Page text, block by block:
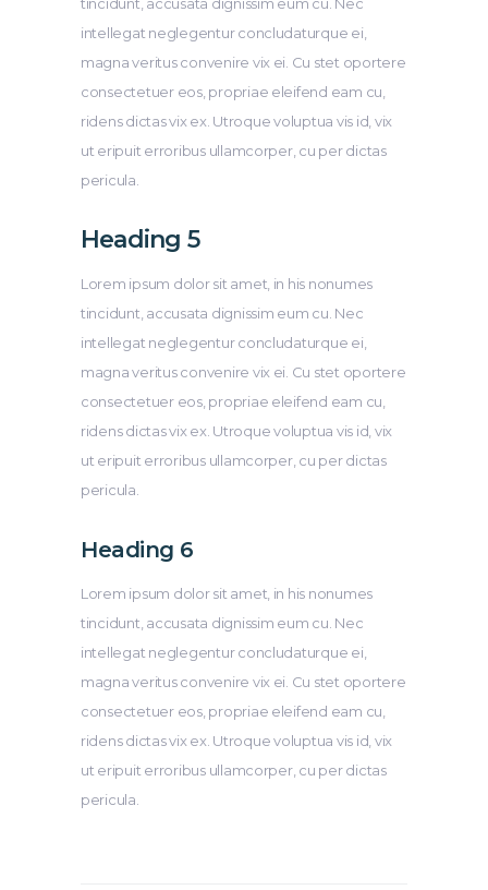
tincidunt, accusata dignissim eum cu. Nec
intellegat neglegentur concludaturque ei,
magna veritus convenire vix ei. Cu stet oportere
consectetuer eos, propriae eleifend eam cu,
ridens dictas vix ex. Utroque voluptua vis id, vix
ut eripuit erroribus ullamcorper, cu per dictas
pericula.
Heading 5
Lorem ipsum dolor sit amet, in his nonumes
tincidunt, accusata dignissim eum cu. Nec
intellegat neglegentur concludaturque ei,
magna veritus convenire vix ei. Cu stet oportere
consectetuer eos, propriae eleifend eam cu,
ridens dictas vix ex. Utroque voluptua vis id, vix
ut eripuit erroribus ullamcorper, cu per dictas
pericula.
Heading 6
Lorem ipsum dolor sit amet, in his nonumes
tincidunt, accusata dignissim eum cu. Nec
intellegat neglegentur concludaturque ei,
magna veritus convenire vix ei. Cu stet oportere
consectetuer eos, propriae eleifend eam cu,
ridens dictas vix ex. Utroque voluptua vis id, vix
ut eripuit erroribus ullamcorper, cu per dictas
pericula.